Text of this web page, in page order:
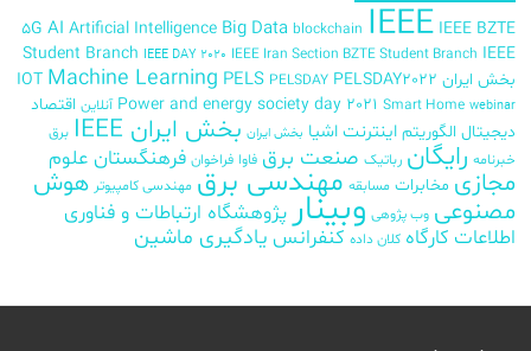
5G AI Artificial Intelligence Big Data blockchain IEEE IEEE BZTE
Student Branch IEEE DAY 2020 IEEE Iran Section BZTE Student Branch IEEE
بخش ایران
IOT Machine Learning PELS PELSDAY PELSDAY2022
Power and energy society day 2021 Smart Home webinar آنلاین اقتصاد
دیجیتال الگوریتم اینترنت اشیا بخش ایران بخش ایران IEEE
برق
خبرنامه رایگان رباتیک صنعت برق فاوا فراخوان فرهنگستان علوم
مجازی مخابرات مسابقه مهندسی برق مهندسی کامپیوتر هوش
مصنوعی وب پژوهی وبینارپژوهشگاه ارتباطات و فناوری
اطلاعات کارگاه کلان داده کنفرانس یادگیری ماشین